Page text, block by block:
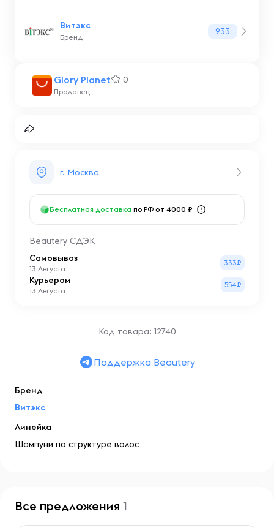
Glory Planet 0
Продавец
Витэкс
Бренд
933
г. Москва
Бесплатная доставка по РФ от 4000 ₽
Beautery СДЭК
Самовывоз
13 Августа
333₽
Курьером
13 Августа
554₽
Код товара: 12740
Поддержка Beautery
Бренд
Витэкс
Линейка
Шампуни по структуре волос
Все предложения 1